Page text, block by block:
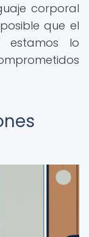
corporal
que el
estamos lo